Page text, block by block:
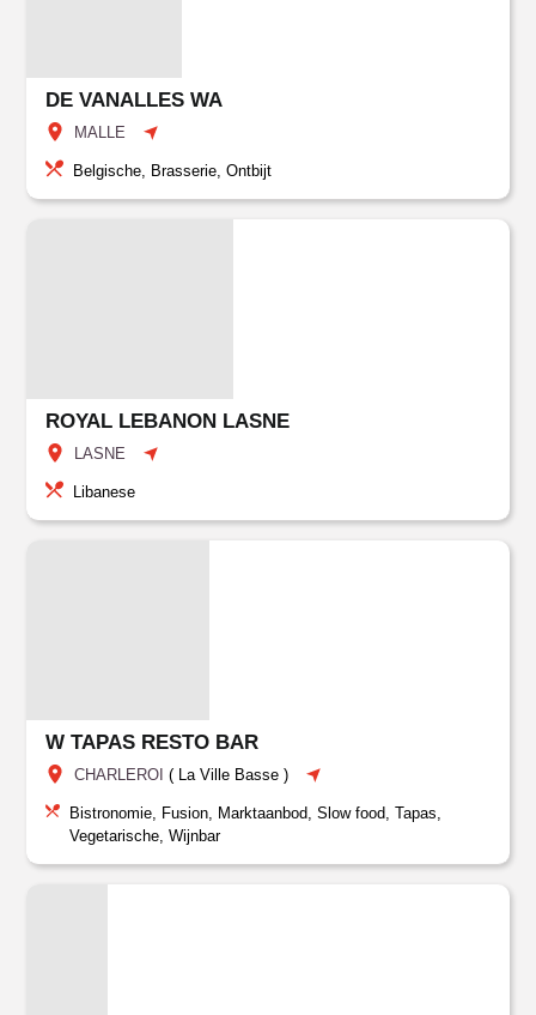
DE VANALLES WA
MALLE
Belgische, Brasserie, Ontbijt
ROYAL LEBANON LASNE
LASNE
Libanese
W TAPAS RESTO BAR
CHARLEROI ( La Ville Basse )
Bistronomie, Fusion, Marktaanbod, Slow food, Tapas,
Vegetarische, Wijnbar